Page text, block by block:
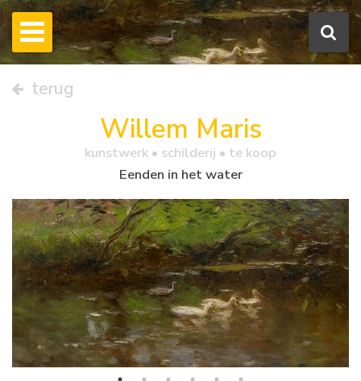
terug
Willem Maris
kunstwerk • schilderij • te koop
Eenden in het water